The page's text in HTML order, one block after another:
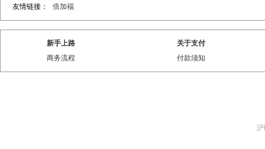
友情链接： 倍加福
新手上路
商务流程
关于支付
付款须知